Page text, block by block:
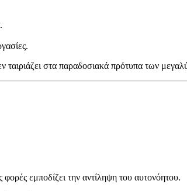
ταιριάζει στα παραδοσιακά πρότυπα των
εμποδίζει την αντίληψη του αυτονόητου.